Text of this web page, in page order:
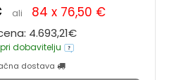
ali 84 x 76,50 €
4.693,21€
dobavitelju
dostava